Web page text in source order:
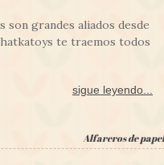
son grandes aliados desde
te traemos todos
sigue leyendo...
Alfareros de papel